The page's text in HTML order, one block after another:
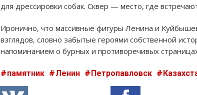
для дрессировки собак. Сквер — место, где
Иронично, что массивные фигуры Ленинa и
взглядов, словно забытые героями собственной
напоминанием о бурных и противоречивых
памятник Ленин Петропавловск